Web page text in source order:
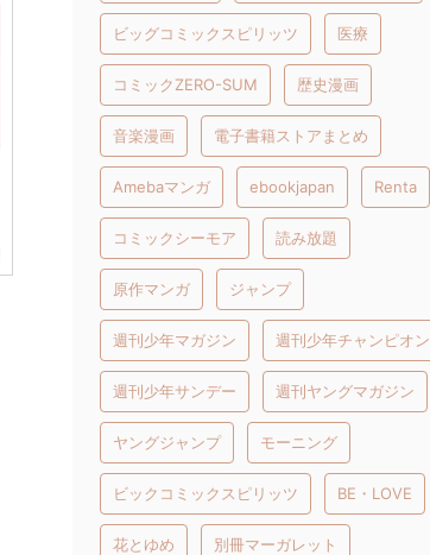
ビッグコミックスピリッツ 医療
コミックZERO-SUM 歴史漫画
音楽漫画 電子書籍ストアまとめ
Amebaマンガ ebookjapan Renta
コミックシーモア 読み放題
原作マンガ ジャンプ
週刊少年マガジン 週刊少年チャンピオン
週刊少年サンデー 週刊ヤングマガジン
ヤングジャンプ モーニング
ビックコミックスピリッツ BE・LOVE
花とゆめ 別冊マーガレット